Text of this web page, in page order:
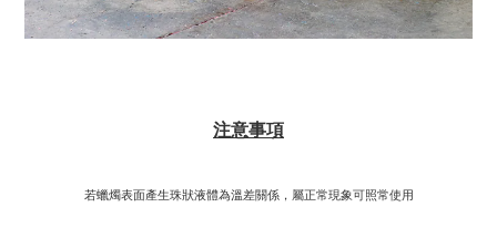
注意事項
若蠟燭表面產生珠狀液體為溫差關係，屬正常現象可照常使用